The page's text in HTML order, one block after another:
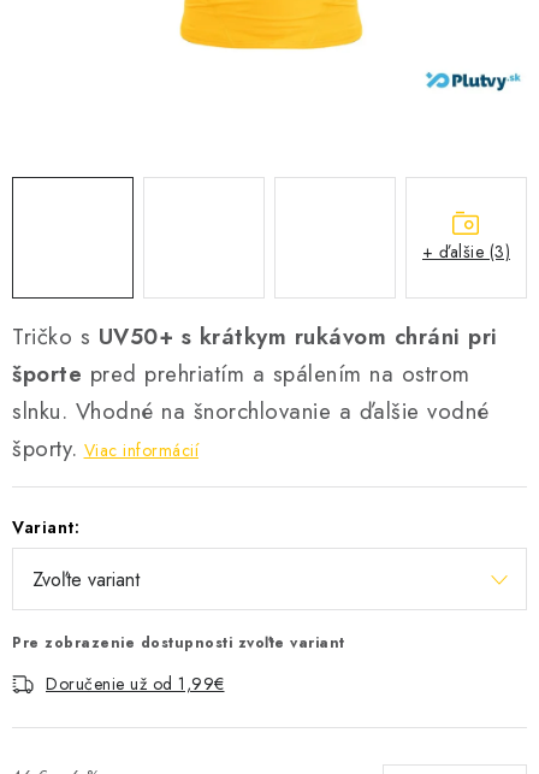
Tričko s UV50+ s krátkym rukávom chráni pri
športe pred prehriatím a spálením na ostrom
slnku. Vhodné na šnorchlovanie a ďalšie vodné
športy. Viac informácií
Variant:
Pre zobrazenie dostupnosti zvoľte variant
Doručenie už od 1,99€
+ ďalšie (3)